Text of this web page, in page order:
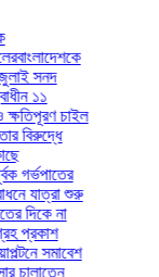
বাংলাদেশকে
সনদ
১১
চাইল
বিরুদ্ধে
যাত্রা শুরু
দিকে না
প্রকাশ
সমাবেশ